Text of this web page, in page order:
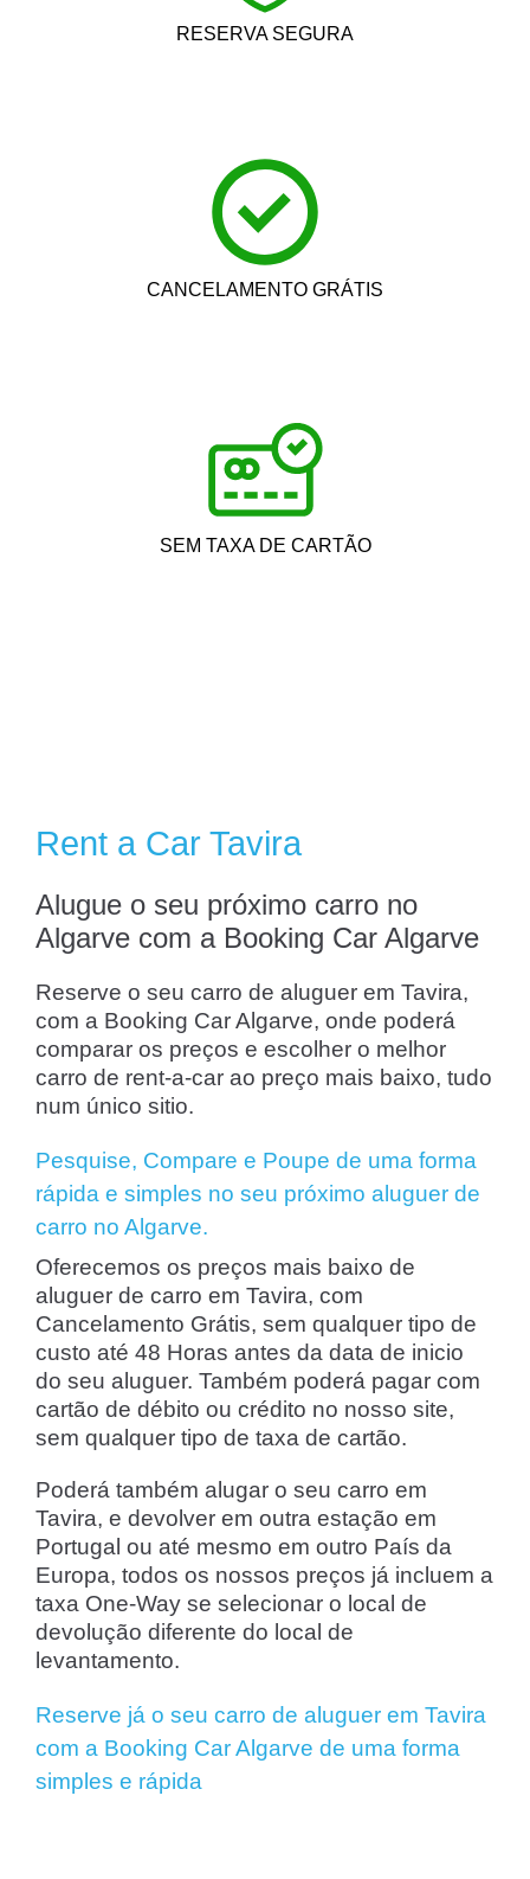
RESERVA SEGURA
CANCELAMENTO GRÁTIS
SEM TAXA DE CARTÃO
Rent a Car Tavira
Alugue o seu próximo carro no
Algarve com a Booking Car Algarve
Reserve o seu carro de aluguer em Tavira,
com a Booking Car Algarve, onde poderá
comparar os preços e escolher o melhor
carro de rent-a-car ao preço mais baixo, tudo
num único sitio.
Pesquise, Compare e Poupe de uma forma
rápida e simples no seu próximo aluguer de
carro no Algarve.
Oferecemos os preços mais baixo de
aluguer de carro em Tavira, com
Cancelamento Grátis, sem qualquer tipo de
custo até 48 Horas antes da data de inicio
do seu aluguer. Também poderá pagar com
cartão de débito ou crédito no nosso site,
sem qualquer tipo de taxa de cartão.
Poderá também alugar o seu carro em
Tavira, e devolver em outra estação em
Portugal ou até mesmo em outro País da
Europa, todos os nossos preços já incluem a
taxa One-Way se selecionar o local de
devolução diferente do local de
levantamento.
Reserve já o seu carro de aluguer em Tavira
com a Booking Car Algarve de uma forma
simples e rápida